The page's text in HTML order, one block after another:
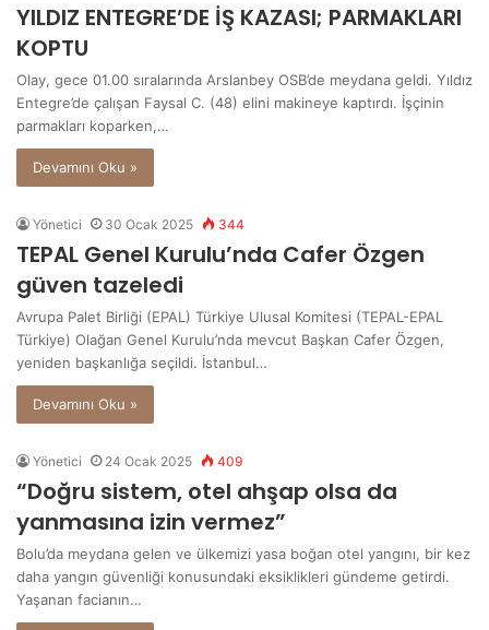
YILDIZ ENTEGRE’DE İŞ KAZASI; PARMAKLARI
KOPTU
Olay, gece 01.00 sıralarında Arslanbey OSB’de meydana geldi. Yıldız
Entegre’de çalışan Faysal C. (48) elini makineye kaptırdı. İşçinin
parmakları koparken,…
Devamını Oku »
Yönetici 30 Ocak 2025 344
TEPAL Genel Kurulu’nda Cafer Özgen
güven tazeledi
Avrupa Palet Birliği (EPAL) Türkiye Ulusal Komitesi (TEPAL-EPAL
Türkiye) Olağan Genel Kurulu’nda mevcut Başkan Cafer Özgen,
yeniden başkanlığa seçildi. İstanbul…
Devamını Oku »
Yönetici 24 Ocak 2025 409
“Doğru sistem, otel ahşap olsa da
yanmasına izin vermez”
Bolu’da meydana gelen ve ülkemizi yasa boğan otel yangını, bir kez
daha yangın güvenliği konusundaki eksiklikleri gündeme getirdi.
Yaşanan facianın…